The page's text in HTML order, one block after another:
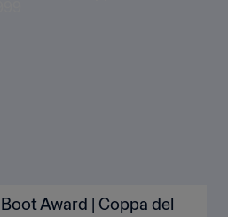
Award | Coppa del